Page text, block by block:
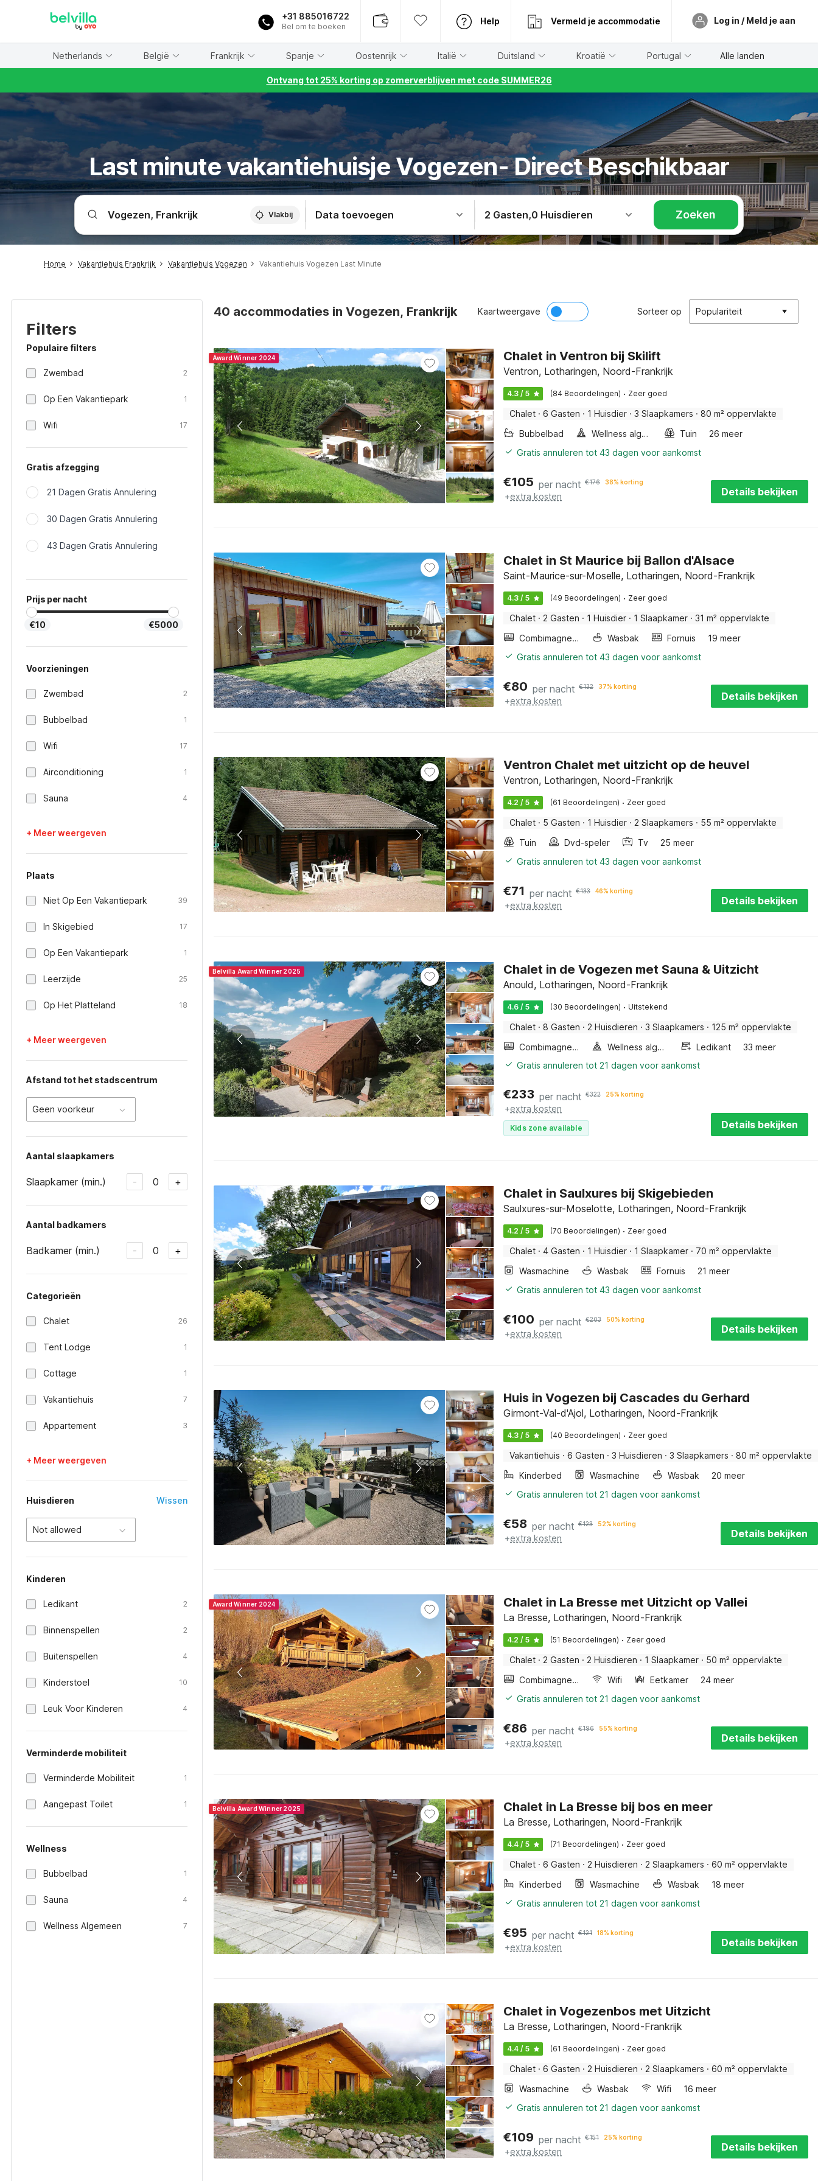
+31 885016722
Bel om te boeken
Help Vermeld je accommodatie Log in / Meld je aan
Netherlands België Frankrijk Spanje Oostenrijk Italië Duitsland Kroatië Portugal Alle landen
Ontvang tot 25% korting op zomerverblijven met code SUMMER26
Last minute vakantiehuisje Vogezen- Direct Beschikbaar
Vlakbij Data toevoegen 2 Gasten,0 Huisdieren Zoeken
Home Vakantiehuis Frankrijk Vakantiehuis Vogezen Vakantiehuis Vogezen Last Minute
Filters
Populaire filters
Zwembad 2
Op Een Vakantiepark 1
Wifi 17
Gratis afzegging
21 Dagen Gratis Annulering
30 Dagen Gratis Annulering
43 Dagen Gratis Annulering
Prijs per nacht
€10 €5000
Voorzieningen
Zwembad 2
Bubbelbad 1
Wifi 17
Airconditioning 1
Sauna 4
+ Meer weergeven
Plaats
Niet Op Een Vakantiepark 39
In Skigebied 17
Op Een Vakantiepark 1
Leerzijde 25
Op Het Platteland 18
+ Meer weergeven
Afstand tot het stadscentrum
Geen voorkeur
Aantal slaapkamers
Slaapkamer (min.) - 0 +
Aantal badkamers
Badkamer (min.) - 0 +
Categorieën
Chalet 26
Tent Lodge 1
Cottage 1
Vakantiehuis 7
Appartement 3
+ Meer weergeven
Huisdieren Wissen
Not allowed
Kinderen
Ledikant 2
Binnenspellen 2
Buitenspellen 4
Kinderstoel 10
Leuk Voor Kinderen 4
Verminderde mobiliteit
Verminderde Mobiliteit 1
Aangepast Toilet 1
Wellness
Bubbelbad 1
Sauna 4
Wellness Algemeen 7
40 accommodaties in Vogezen, Frankrijk Kaartweergave Sorteer op Populariteit
Award Winner 2024 Chalet in Ventron bij Skilift
Ventron, Lotharingen, Noord-Frankrijk
4.3 / 5 (84 Beoordelingen) · Zeer goed
Chalet · 6 Gasten · 1 Huisdier · 3 Slaapkamers · 80 m² oppervlakte
Bubbelbad
Wellness algemeen Tuin
26 meer
Gratis annuleren tot 43 dagen voor aankomst
€105 per nacht €176 38% korting
+extra kosten Details bekijken
Chalet in St Maurice bij Ballon d'Alsace
Saint-Maurice-sur-Moselle, Lotharingen, Noord-Frankrijk
4.3 / 5 (49 Beoordelingen) · Zeer goed
Chalet · 2 Gasten · 1 Huisdier · 1 Slaapkamer · 31 m² oppervlakte
Combimagnetron
Wasbak Fornuis
19 meer
Gratis annuleren tot 43 dagen voor aankomst
€80 per nacht €132 37% korting
+extra kosten Details bekijken
Ventron Chalet met uitzicht op de heuvel
Ventron, Lotharingen, Noord-Frankrijk
4.2 / 5 (61 Beoordelingen) · Zeer goed
Chalet · 5 Gasten · 1 Huisdier · 2 Slaapkamers · 55 m² oppervlakte
Tuin
Dvd-speler Tv
25 meer
Gratis annuleren tot 43 dagen voor aankomst
€71 per nacht €133 46% korting
+extra kosten Details bekijken
Belvilla Award Winner 2025 Chalet in de Vogezen met Sauna & Uitzicht
Anould, Lotharingen, Noord-Frankrijk
4.6 / 5 (30 Beoordelingen) · Uitstekend
Chalet · 8 Gasten · 2 Huisdieren · 3 Slaapkamers · 125 m² oppervlakte
Combimagnetron
Wellness algemeen Ledikant
33 meer
Gratis annuleren tot 21 dagen voor aankomst
€233 per nacht €322 25% korting
+extra kosten
Kids zone available Details bekijken
Chalet in Saulxures bij Skigebieden
Saulxures-sur-Moselotte, Lotharingen, Noord-Frankrijk
4.2 / 5 (70 Beoordelingen) · Zeer goed
Chalet · 4 Gasten · 1 Huisdier · 1 Slaapkamer · 70 m² oppervlakte
Wasmachine
Wasbak Fornuis
21 meer
Gratis annuleren tot 43 dagen voor aankomst
€100 per nacht €203 50% korting
+extra kosten Details bekijken
Huis in Vogezen bij Cascades du Gerhard
Girmont-Val-d'Ajol, Lotharingen, Noord-Frankrijk
4.3 / 5 (40 Beoordelingen) · Zeer goed
Vakantiehuis · 6 Gasten · 3 Huisdieren · 3 Slaapkamers · 80 m² oppervlakte
Kinderbed
Wasmachine Wasbak
20 meer
Gratis annuleren tot 21 dagen voor aankomst
€58 per nacht €123 52% korting
+extra kosten Details bekijken
Award Winner 2024 Chalet in La Bresse met Uitzicht op Vallei
La Bresse, Lotharingen, Noord-Frankrijk
4.2 / 5 (51 Beoordelingen) · Zeer goed
Chalet · 2 Gasten · 2 Huisdieren · 1 Slaapkamer · 50 m² oppervlakte
Combimagnetron
Wifi Eetkamer
24 meer
Gratis annuleren tot 21 dagen voor aankomst
€86 per nacht €196 55% korting
+extra kosten Details bekijken
Belvilla Award Winner 2025 Chalet in La Bresse bij bos en meer
La Bresse, Lotharingen, Noord-Frankrijk
4.4 / 5 (71 Beoordelingen) · Zeer goed
Chalet · 6 Gasten · 2 Huisdieren · 2 Slaapkamers · 60 m² oppervlakte
Kinderbed
Wasmachine Wasbak
18 meer
Gratis annuleren tot 21 dagen voor aankomst
€95 per nacht €121 18% korting
+extra kosten Details bekijken
Chalet in Vogezenbos met Uitzicht
La Bresse, Lotharingen, Noord-Frankrijk
4.4 / 5 (61 Beoordelingen) · Zeer goed
Chalet · 6 Gasten · 2 Huisdieren · 2 Slaapkamers · 60 m² oppervlakte
Wasmachine
Wasbak Wifi
16 meer
Gratis annuleren tot 21 dagen voor aankomst
€109 per nacht €151 25% korting
+extra kosten Details bekijken